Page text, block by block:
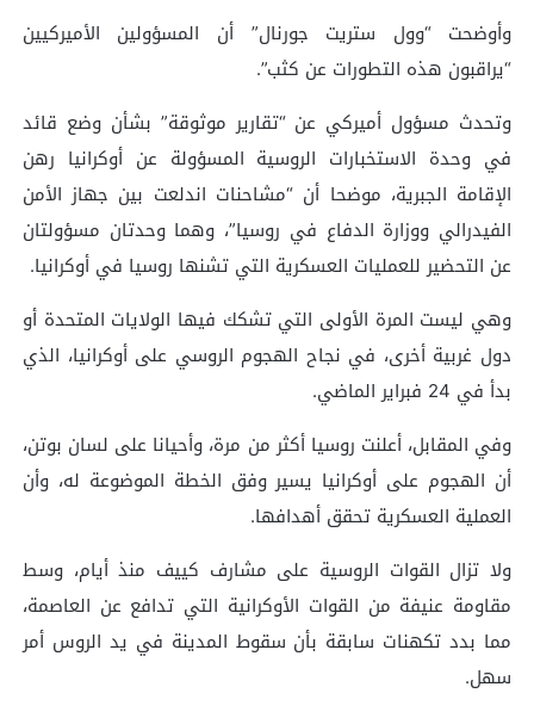
وأوضحت “وول ستريت جورنال” أن المسؤولين الأميركيين
“يراقبون هذه التطورات عن كثب”.
وتحدث مسؤول أميركي عن “تقارير موثوقة” بشأن وضع قائد
في وحدة الاستخبارات الروسية المسؤولة عن أوكرانيا رهن
الإقامة الجبرية، موضحا أن “مشاحنات اندلعت بين جهاز الأمن
الفيدرالي ووزارة الدفاع في روسيا”، وهما وحدتان مسؤولتان
عن التحضير للعمليات العسكرية التي تشنها روسيا في أوكرانيا.
وهي ليست المرة الأولى التي تشكك فيها الولايات المتحدة أو
دول غربية أخرى، في نجاح الهجوم الروسي على أوكرانيا، الذي
بدأ في 24 فبراير الماضي.
وفي المقابل، أعلنت روسيا أكثر من مرة، وأحيانا على لسان بوتن،
أن الهجوم على أوكرانيا يسير وفق الخطة الموضوعة له، وأن
العملية العسكرية تحقق أهدافها.
ولا تزال القوات الروسية على مشارف كييف منذ أيام، وسط
مقاومة عنيفة من القوات الأوكرانية التي تدافع عن العاصمة،
مما بدد تكهنات سابقة بأن سقوط المدينة في يد الروس أمر
سهل.